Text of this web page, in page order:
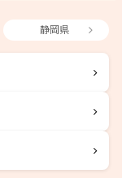
静岡県